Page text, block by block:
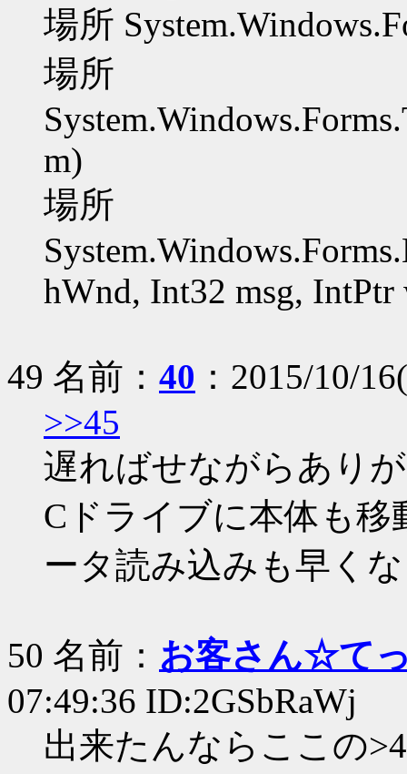
場所
場所
m)
場所
hWnd, Int32 msg, IntPtr
49 名前： 40 ：2015/10/
>>45
遅ればせながらあり
Cドライブに本体も
ータ読み込みも早く
50 名前： お客さん☆て
07:49:36 ID:2GSbRaWj
出来たんならここの